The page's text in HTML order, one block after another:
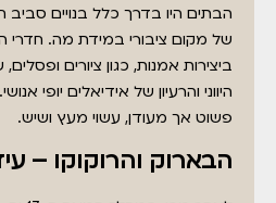
הבתים היו בדרך כלל בנויים סביב
של מקום ציבורי במידת מה. חדרי
ביצירות אמנות, כגון ציורים
היווני והרעיון של אידיאלים יופי
פשוט אך מעודן, עשוי מעץ ושיש.
הבארוק והרוקוקו –